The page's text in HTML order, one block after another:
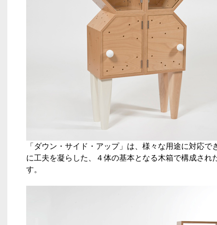
「ダウン・サイド・アップ」は、様々な用途に対応で
に工夫を凝らした、４体の基本となる木箱で構成され
す。